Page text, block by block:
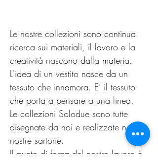
Le nostre collezioni sono continua
ricerca sui materiali, il lavoro e la
creatività nascono dalla materia.
L'idea di un vestito nasce da un
tessuto che innamora. E’ il tessuto
che porta a pensare a una linea.
Le collezioni Solodue sono tutte
disegnate da noi e realizzate nelle
nostre sartorie.
Il punto di forza del nostro lavoro è